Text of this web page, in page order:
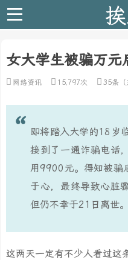
女大学生被骗万元
网络资讯 15,797次 35条（
即将踏入大学的18岁
接到了一通诈骗电话
用9900元。得知被骗
于心，最终导致心脏
但仍不幸于21日离世。
这两天一定有不少人看过这